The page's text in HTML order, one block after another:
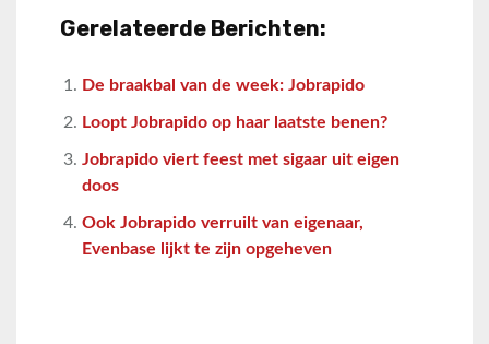
Gerelateerde Berichten:
De braakbal van de week: Jobrapido
Loopt Jobrapido op haar laatste benen?
Jobrapido viert feest met sigaar uit eigen
doos
Ook Jobrapido verruilt van eigenaar,
Evenbase lijkt te zijn opgeheven